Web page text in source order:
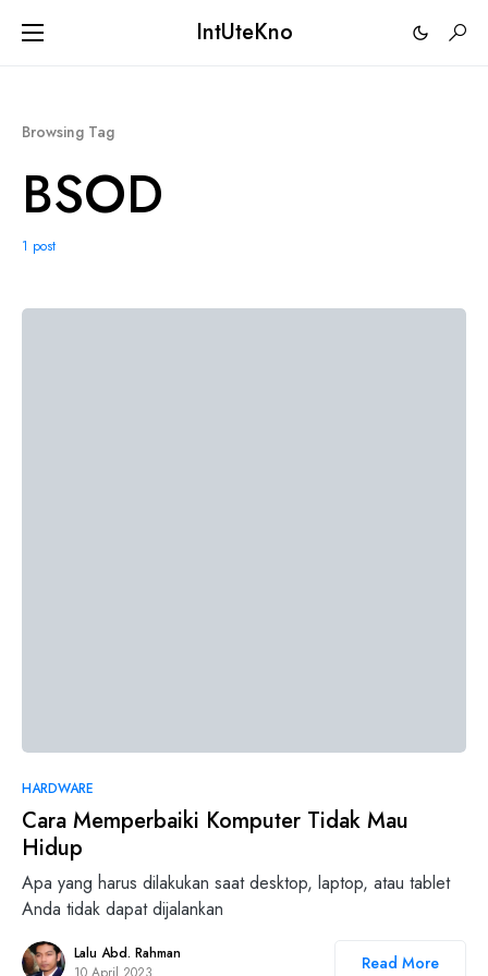
IntUteKno
Browsing Tag
BSOD
1 post
HARDWARE
Cara Memperbaiki Komputer Tidak Mau
Hidup
Apa yang harus dilakukan saat desktop, laptop, atau tablet
Anda tidak dapat dijalankan
Lalu Abd. Rahman
Read More